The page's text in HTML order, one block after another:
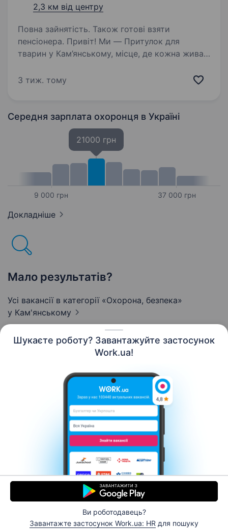
Шукаєте роботу? Завантажуйте застосунок
Work.ua!
Ви роботодавець?
Завантажте застосунок Work.ua: HR для пошуку
2,3 км від центру
Повна зайнятість. Також готові взяти
пенсіонера. Привіт! Ми — Притулок для
тварин у Кам’янському, місце, де кожна жива
надію. Якщо ти хочеш долучитися до доброї
3 тиж. тому
Середня зарплата охоронця в Україні
9 000 грн
21000 грн
37 000 грн
Докладніше
Мало результатів?
Усі вакансії в категорії «Охорона, безпека»
у Кам'янському
Контакти Про нас
Кар’єра
Допомога Умови використання
© 2006–2026 Work.ua. Сервіс пошуку роботи №1 в